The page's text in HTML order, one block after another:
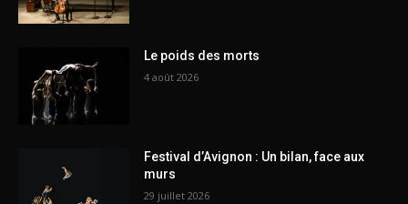
Le poids des morts
4 août 2026
Festival d’Avignon : Un bilan, face aux
murs
29 juillet 2026